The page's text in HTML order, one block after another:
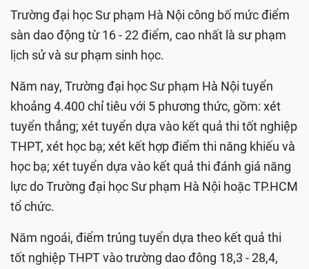
Trường đại học Sư phạm Hà Nội công bố mức điểm
sàn dao động từ 16 - 22 điểm, cao nhất là sư phạm
lịch sử và sư phạm sinh học.
Năm nay, Trường đại học Sư phạm Hà Nội tuyển
khoảng 4.400 chỉ tiêu với 5 phương thức, gồm: xét
tuyển thẳng; xét tuyển dựa vào kết quả thi tốt nghiệp
THPT, xét học bạ; xét kết hợp điểm thi năng khiếu và
học bạ; xét tuyển dựa vào kết quả thi đánh giá năng
lực do Trường đại học Sư phạm Hà Nội hoặc TP.HCM
tổ chức.
Năm ngoái, điểm trúng tuyển dựa theo kết quả thi
tốt nghiệp THPT vào trường dao đông 18,3 - 28,4,